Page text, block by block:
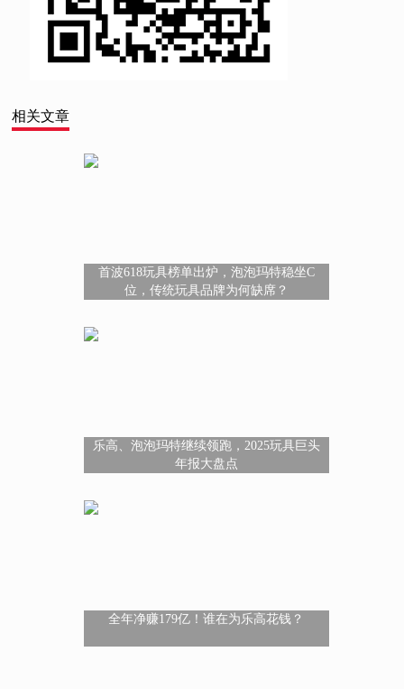
相关文章
首波618玩具榜单出炉，泡泡玛特稳坐C
位，传统玩具品牌为何缺席？
乐高、泡泡玛特继续领跑，2025玩具巨头
年报大盘点
全年净赚179亿！谁在为乐高花钱？